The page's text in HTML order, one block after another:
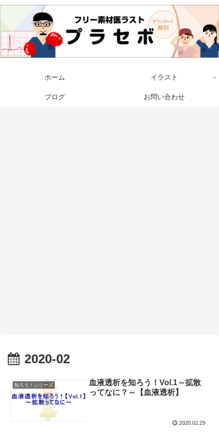
ホーム イラスト
ブログ お問い合わせ
2020-02
知ろう！シリーズ
血液透析を知ろう！Vol.1～拡散
ってなに？～【血液透析】
2020.02.29